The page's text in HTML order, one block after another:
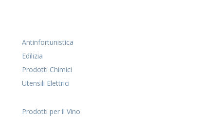
Antinfortunistica
Edilizia
Prodotti Chimici
Utensili Elettrici
Prodotti per il Vino